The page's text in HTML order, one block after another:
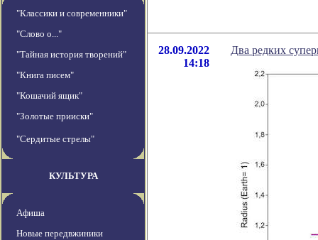
"Классики и современники"
"Слово о..."
"Тайная история творений"
"Книга писем"
"Кошачий ящик"
"Золотые прииски"
"Сердитые стрелы"
КУЛЬТУРА
Афиша
Новые передвжиники
28.09.2022
14:18
Два редких